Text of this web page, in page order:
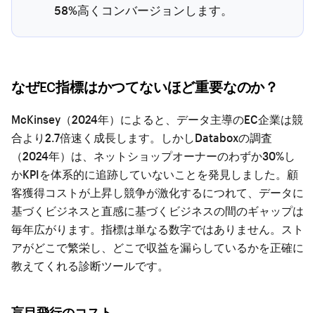
58%高くコンバージョンします。
なぜEC指標はかつてないほど重要なのか？
McKinsey（2024年）によると、データ主導のEC企業は競
合より2.7倍速く成長します。しかしDataboxの調査
（2024年）は、ネットショップオーナーのわずか30%し
かKPIを体系的に追跡していないことを発見しました。顧
客獲得コストが上昇し競争が激化するにつれて、データに
基づくビジネスと直感に基づくビジネスの間のギャップは
毎年広がります。指標は単なる数字ではありません。スト
アがどこで繁栄し、どこで収益を漏らしているかを正確に
教えてくれる診断ツールです。